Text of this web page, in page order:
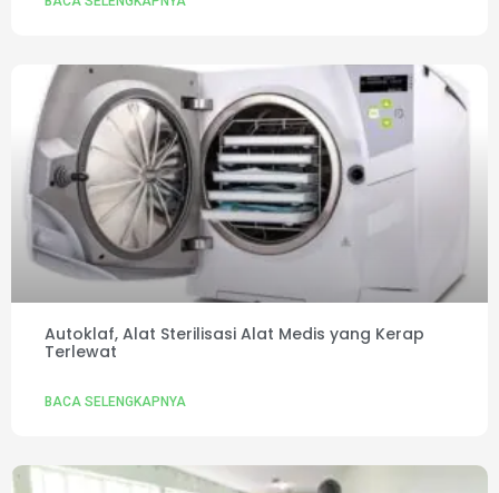
Autoklaf, Alat Sterilisasi Alat Medis yang Kerap
Terlewat
BACA SELENGKAPNYA